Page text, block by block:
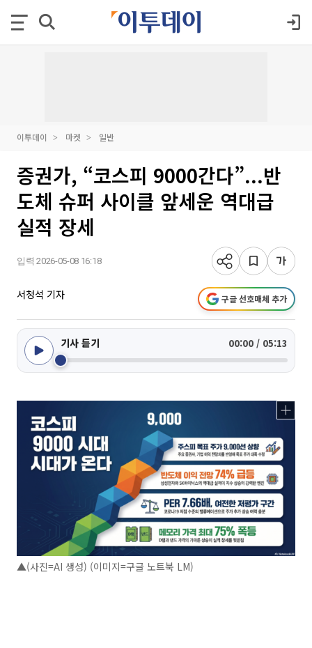
이투데이 마켓 일반
증권가, “코스피 9000간다”...반
도체 슈퍼 사이클 앞세운 역대급
실적 장세
입력 2026-05-08 16:18
서청석 기자 구글 선호매체 추가
기사 듣기 00:00 / 05:13
▲(사진=AI 생성) (이미지=구글 노트북 LM)